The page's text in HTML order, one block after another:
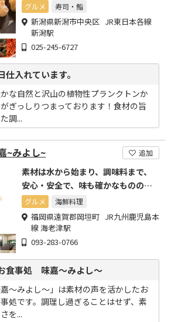
グルメ 寿司・鮨
新潟県新潟市中央区 JR東日本各線
新潟駅
025-245-6727
入れています。
な自然と沢山の植物性プランクトンか
ぎっしりつまっております！食材の旨
調...
~みよし~ 追加
素材は水から始まり、調味料まで、
安心・安全で、味も確かなもののみ
を厳選
グルメ 海鮮料理
福岡県遠賀郡岡垣町 JR九州鹿児島本
線 海老津駅
093-283-0766
食事処 味嘉～みよし～
～みよし～」は素材の声を活かしたお
処です。調理し過ぎることはせず、素
を...